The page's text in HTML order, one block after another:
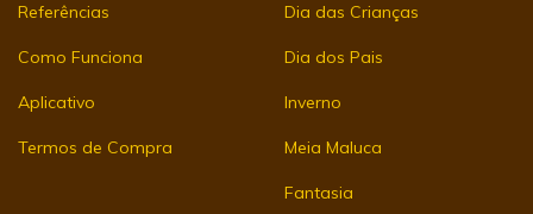
Referências
Como Funciona
Aplicativo
Termos de Compra
Dia das Crianças
Dia dos Pais
Inverno
Meia Maluca
Fantasia